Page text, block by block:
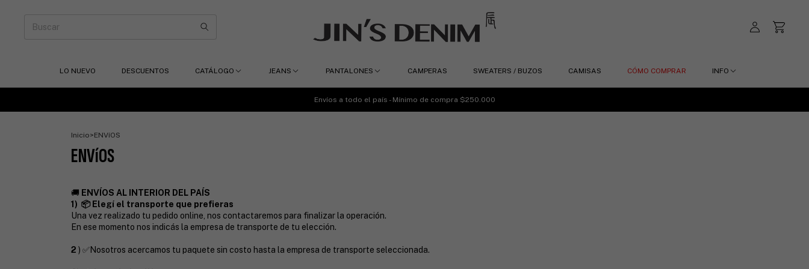
LO NUEVO DESCUENTOS CATÁLOGO JEANS PANTALONES CAMPERAS SWEATERS / BUZOS CAMISAS CÓMO COMPRAR INFO
Envíos a todo el país - Mínimo de compra $250.000
Inicio>ENVíOS
ENVíOS
🚚 ENVÍOS AL INTERIOR DEL PAÍS
1) 📦 Elegí el transporte que prefieras
Una vez realizado tu pedido online, nos contactaremos para finalizar la operación.
En ese momento nos indicás la empresa de transporte de tu elección.
2 ) ✅Nosotros acercamos tu paquete sin costo hasta la empresa de transporte seleccionada.